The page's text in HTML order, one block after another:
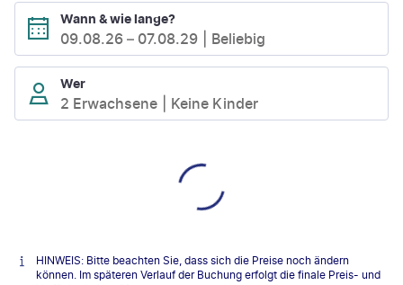
Wann & wie lange?
09.08.26 – 07.08.29 Beliebig
Wer
2 Erwachsene Keine Kinder
HINWEIS: Bitte beachten Sie, dass sich die Preise noch ändern
können. Im späteren Verlauf der Buchung erfolgt die finale Preis- und